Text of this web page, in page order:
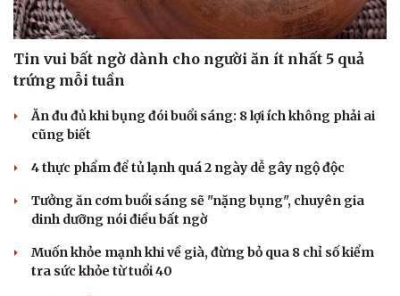
Tin vui bất ngờ dành cho người ăn ít nhất 5 quả
trứng mỗi tuần
Ăn đu đủ khi bụng đói buổi sáng: 8 lợi ích không phải ai
cũng biết
4 thực phẩm để tủ lạnh quá 2 ngày dễ gây ngộ độc
Tưởng ăn cơm buổi sáng sẽ "nặng bụng", chuyên gia
dinh dưỡng nói điều bất ngờ
Muốn khỏe mạnh khi về già, đừng bỏ qua 8 chỉ số kiểm
tra sức khỏe từ tuổi 40